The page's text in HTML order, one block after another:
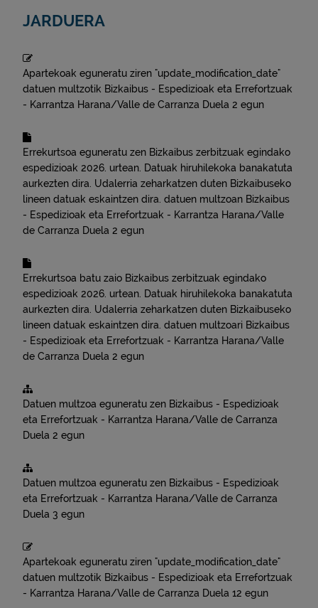
JARDUERA
Apartekoak eguneratu ziren "update_modification_date"
datuen multzotik Bizkaibus - Espedizioak eta Errefortzuak
- Karrantza Harana/Valle de Carranza Duela 2 egun
Errekurtsoa eguneratu zen Bizkaibus zerbitzuak egindako
espedizioak 2026. urtean. Datuak hiruhilekoka banakatuta
aurkezten dira. Udalerria zeharkatzen duten Bizkaibuseko
lineen datuak eskaintzen dira. datuen multzoan Bizkaibus
- Espedizioak eta Errefortzuak - Karrantza Harana/Valle
de Carranza Duela 2 egun
Errekurtsoa batu zaio Bizkaibus zerbitzuak egindako
espedizioak 2026. urtean. Datuak hiruhilekoka banakatuta
aurkezten dira. Udalerria zeharkatzen duten Bizkaibuseko
lineen datuak eskaintzen dira. datuen multzoari Bizkaibus
- Espedizioak eta Errefortzuak - Karrantza Harana/Valle
de Carranza Duela 2 egun
Datuen multzoa eguneratu zen Bizkaibus - Espedizioak
eta Errefortzuak - Karrantza Harana/Valle de Carranza
Duela 2 egun
Datuen multzoa eguneratu zen Bizkaibus - Espedizioak
eta Errefortzuak - Karrantza Harana/Valle de Carranza
Duela 3 egun
Apartekoak eguneratu ziren "update_modification_date"
datuen multzotik Bizkaibus - Espedizioak eta Errefortzuak
- Karrantza Harana/Valle de Carranza Duela 12 egun